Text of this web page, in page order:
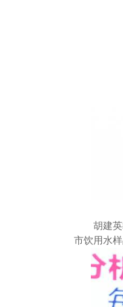
胡建
市饮用水